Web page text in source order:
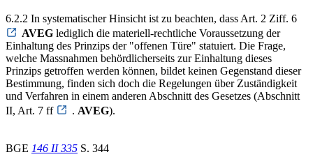
6.2.2 In systematischer Hinsicht ist zu beachten, dass Art. 2 Ziff. 6
AVEG lediglich die materiell-rechtliche Voraussetzung der
Einhaltung des Prinzips der "offenen Türe" statuiert. Die Frage,
welche Massnahmen behördlicherseits zur Einhaltung dieses
Prinzips getroffen werden können, bildet keinen Gegenstand dieser
Bestimmung, finden sich doch die Regelungen über Zuständigkeit
und Verfahren in einem anderen Abschnitt des Gesetzes (Abschnitt
II, Art. 7 ff
. AVEG).
BGE 146 II 335 S. 344